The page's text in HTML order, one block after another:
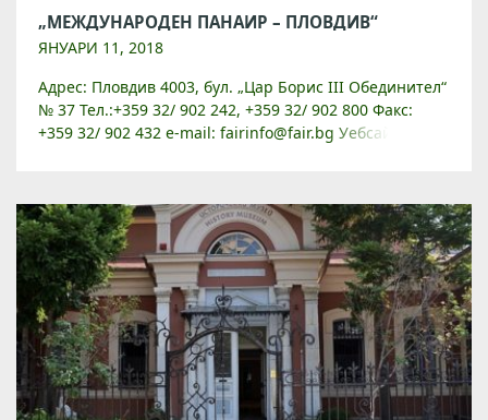
„МЕЖДУНАРОДЕН ПАНАИР – ПЛОВДИВ“
ЯНУАРИ 11, 2018
Адрес: Пловдив 4003, бул. „Цар Борис III Обединител“
№ 37 Тел.:+359 32/ 902 242, +359 32/ 902 800 Факс:
+359 32/ 902 432 e-mail: fairinfo@fair.bg Уебсайт: